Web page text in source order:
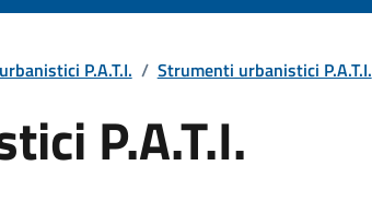
P.A.T.I. / Strumenti urbanistici P.A.T.I.
P.A.T.I.